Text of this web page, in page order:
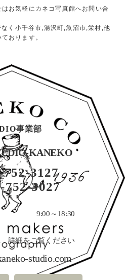
お気軽にカネコ写真館へお問い合
く小千谷市,湯沢町,魚沼市,栄村,他
おります。
事業部
KANEKO
752-3127
752-3027
9:00～18:30
詳細をご覧ください
studio.com